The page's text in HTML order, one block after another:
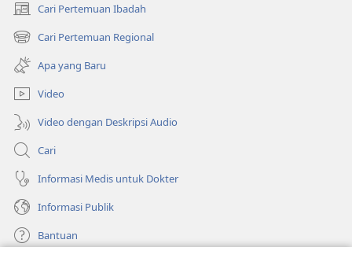
Cari Pertemuan Ibadah
(terbuka
di
window
baru)
Cari Pertemuan Regional
(terbuka
di
window
baru)
Apa yang Baru
Video
Video dengan Deskripsi Audio
Cari
Informasi Medis untuk Dokter
Informasi Publik
Bantuan